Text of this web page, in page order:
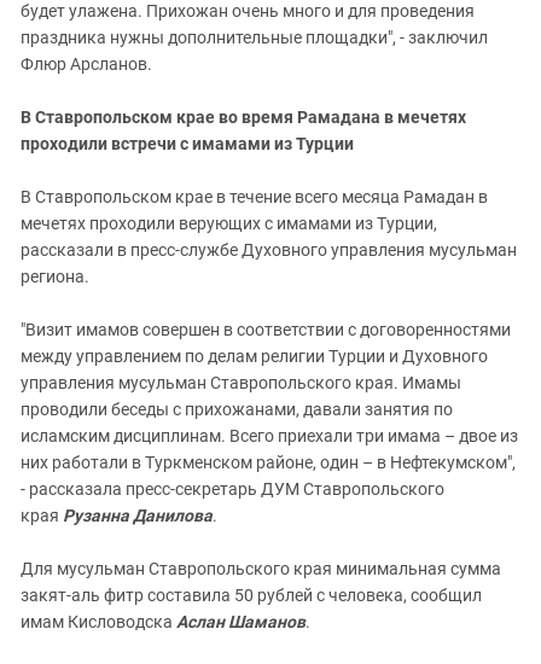
будет улажена. Прихожан очень много и для проведения
праздника нужны дополнительные площадки", - заключил
Флюр Арсланов.
В Ставропольском крае во время Рамадана в мечетях
проходили встречи с имамами из Турции
В Ставропольском крае в течение всего месяца Рамадан в
мечетях проходили верующих с имамами из Турции,
рассказали в пресс-службе Духовного управления мусульман
региона.
"Визит имамов совершен в соответствии с договоренностями
между управлением по делам религии Турции и Духовного
управления мусульман Ставропольского края. Имамы
проводили беседы с прихожанами, давали занятия по
исламским дисциплинам. Всего приехали три имама – двое из
них работали в Туркменском районе, один – в Нефтекумском",
- рассказала пресс-секретарь ДУМ Ставропольского
края Рузанна Данилова.
Для мусульман Ставропольского края минимальная сумма
закят-аль фитр составила 50 рублей с человека, сообщил
имам Кисловодска Аслан Шаманов.